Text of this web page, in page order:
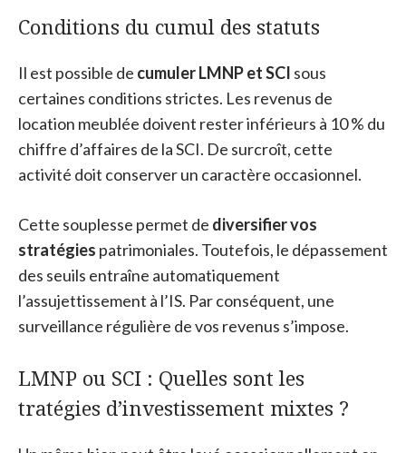
Conditions du cumul des statuts
Il est possible de cumuler LMNP et SCI sous
certaines conditions strictes. Les revenus de
location meublée doivent rester inférieurs à 10 % du
chiffre d’affaires de la SCI. De surcroît, cette
activité doit conserver un caractère occasionnel.
Cette souplesse permet de diversifier vos
stratégies patrimoniales. Toutefois, le dépassement
des seuils entraîne automatiquement
l’assujettissement à l’IS. Par conséquent, une
surveillance régulière de vos revenus s’impose.
LMNP ou SCI : Quelles sont les
tratégies d’investissement mixtes ?